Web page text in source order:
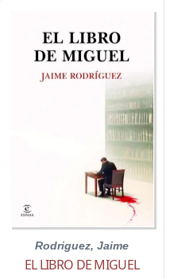
Rodriguez, Jaime
EL LIBRO DE MIGUEL